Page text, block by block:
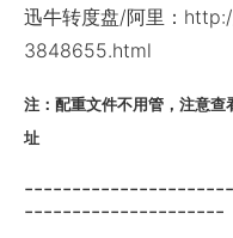
迅牛转度盘/阿里：
3848655.html
注：配重文件不用管，注意
址
---------------------